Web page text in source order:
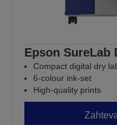
Epson SureLab
Compact digital dry
6-colour ink-set
High-quality prints